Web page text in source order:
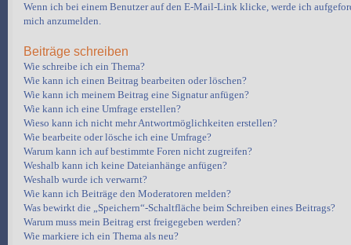
Wenn ich bei einem Benutzer auf den E-Mail-Link klicke, werde ich
mich anzumelden.
Beiträge schreiben
Wie schreibe ich ein Thema?
Wie kann ich einen Beitrag bearbeiten oder löschen?
Wie kann ich meinem Beitrag eine Signatur anfügen?
Wie kann ich eine Umfrage erstellen?
Wieso kann ich nicht mehr Antwortmöglichkeiten erstellen?
Wie bearbeite oder lösche ich eine Umfrage?
Warum kann ich auf bestimmte Foren nicht zugreifen?
Weshalb kann ich keine Dateianhänge anfügen?
Weshalb wurde ich verwarnt?
Wie kann ich Beiträge den Moderatoren melden?
Was bewirkt die „Speichern“-Schaltfläche beim Schreiben eines Beitrags?
Warum muss mein Beitrag erst freigegeben werden?
Wie markiere ich ein Thema als neu?